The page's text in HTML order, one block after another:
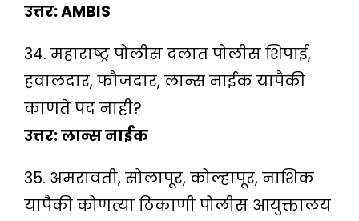
उत्तर: AMBIS
34. महाराष्ट्र पोलीस दलात पोलीस शिपाई,
हवालदार, फौजदार, लान्स नाईक यापैकी
काणते पद नाही?
उत्तर: लान्स नाईक
35. अमरावती, सोलापूर, कोल्हापूर, नाशिक
यापैकी कोणत्या ठिकाणी पोलीस आयुक्तालय